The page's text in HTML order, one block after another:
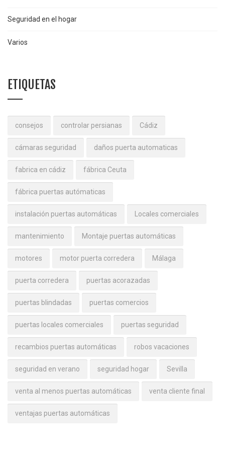
Seguridad en el hogar
Varios
ETIQUETAS
consejos controlar persianas Cádiz
cámaras seguridad daños puerta automaticas
fabrica en cádiz fábrica Ceuta
fábrica puertas autómaticas
instalación puertas automáticas Locales comerciales
mantenimiento Montaje puertas automáticas
motores motor puerta corredera Málaga
puerta corredera puertas acorazadas
puertas blindadas puertas comercios
puertas locales comerciales puertas seguridad
recambios puertas automáticas robos vacaciones
seguridad en verano seguridad hogar Sevilla
venta al menos puertas automáticas venta cliente final
ventajas puertas automáticas